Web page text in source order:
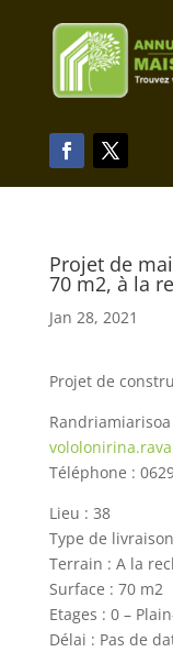
Projet de
70 m2, à la
Jan 28, 2021
Projet de
Téléphone :
Lieu : 38
Type de
Terrain : A la
Surface : 70 m2
Etages : 0 –
Délai : Pas de